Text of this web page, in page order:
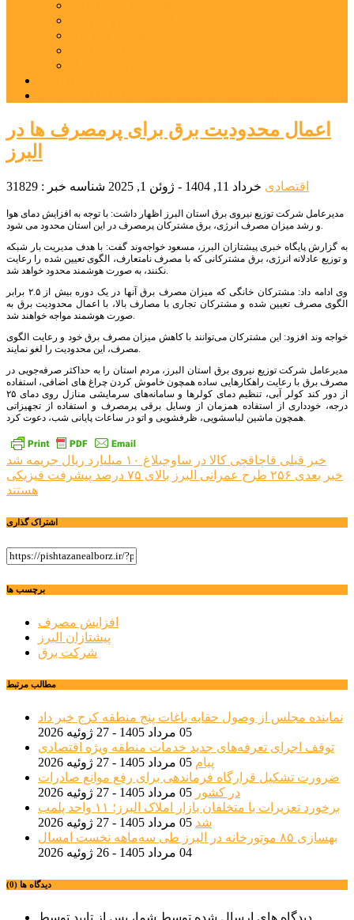
اعمال محدودیت برق برای پرمصرف ها در
البرز
اقتصادی خرداد 11, 1404 - ژوئن 1, 2025 شناسه خبر : 31829
مدیرعامل شرکت توزیع نیروی برق استان البرز اظهار داشت: با توجه به افزایش دمای هوا
و رشد میزان مصرف انرژی، برق مشترکان پرمصرف در این استان محدود می شود.
به گزارش پایگاه خبری پیشتازان البرز، مسعود خواجه‌وند گفت: با هدف مدیریت بار شبکه
و توزیع عادلانه انرژی، برق مشترکانی که با مصرف نامتعارف، الگوی تعیین شده را رعایت
نکنند، به صورت هوشمند محدود خواهد شد.
وی ادامه داد: مشترکان خانگی که میزان مصرف برق آنها در یک دوره بیش از ۲.۵ برابر
الگوی مصرف تعیین شده و مشترکان تجاری با مصارف بالا، با اعمال محدودیت برق به
صورت هوشمند مواجه خواهند شد.
خواجه وند افزود: این مشترکان می‌توانند با کاهش میزان مصرف برق خود و رعایت الگوی
مصرف، این محدودیت را لغو نمایند.
مدیرعامل شرکت توزیع نیروی برق استان البرز، مردم استان را به حداکثر صرفه‌جویی در
مصرف برق با رعایت راهکارهایی ساده همچون خاموش کردن چراغ ‌های اضافی، استفاده
از دور کند کولر آبی، تنظیم دمای کولرها و سامانه‌های سرمایشی منازل روی دمای ٢۵
درجه، خودداری از استفاده همزمان از وسایل برقی پرمصرف و استفاده از تجهیزاتی
همچون ماشین لباسشویی، ظرفشویی و اتو در ساعات پایانی شب، دعوت کرد.
راهبری
نوشته
خبر قبلی قاچاقچی کالا در ساوجبلاغ ۱۰ میلیارد ریال جریمه شد
خبر بعدی
۲۵۶ طرح عمرانی البرز بالای ۷۵ درصد پیشرفت فیزیکی
هستند
اشتراک گذاری
برچسب ها
افزایش مصرف
پیشتازان البرز
شرکت برق
مطالب مرتبط
نماینده مجلس از وصول حقابه باغات پنج منطقه کرج خبر داد
05 مرداد 1405 - 27 ژوئیه 2026
توقف اجرای تعرفه‌های جدید خدمات منطقه ویژه اقتصادی
پیام 05 مرداد 1405 - 27 ژوئیه 2026
ضرورت تشکیل قرارگاه فرماندهی برای رفع موانع صادرات
در کشور 05 مرداد 1405 - 27 ژوئیه 2026
برخورد تعزیرات با متخلفان بازار املاک البرز؛ ۱۱ واحد پلمب
شد 05 مرداد 1405 - 27 ژوئیه 2026
بهسازی ۸۵ موتورخانه در البرز طی سه‌ماهه نخست امسال
04 مرداد 1405 - 26 ژوئیه 2026
دیدگاه ها (0)
دیدگاه های ارسال شده توسط شما، پس از تایید توسط